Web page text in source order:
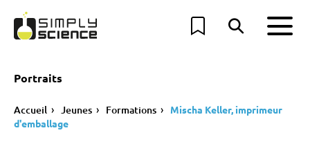
Portraits
Accueil Jeunes Formations
Mischa Keller, imprimeur
d'emballage